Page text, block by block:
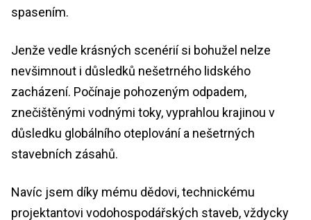
spasením.
Jenže vedle krásných scenérií si bohužel nelze
nevšimnout i důsledků nešetrného lidského
zacházení. Počínaje pohozeným odpadem,
znečištěnými vodnými toky, vyprahlou krajinou v
důsledku globálního oteplování a nešetrných
stavebních zásahů.
Navíc jsem díky mému dědovi, technickému
projektantovi vodohospodářských staveb, vždycky